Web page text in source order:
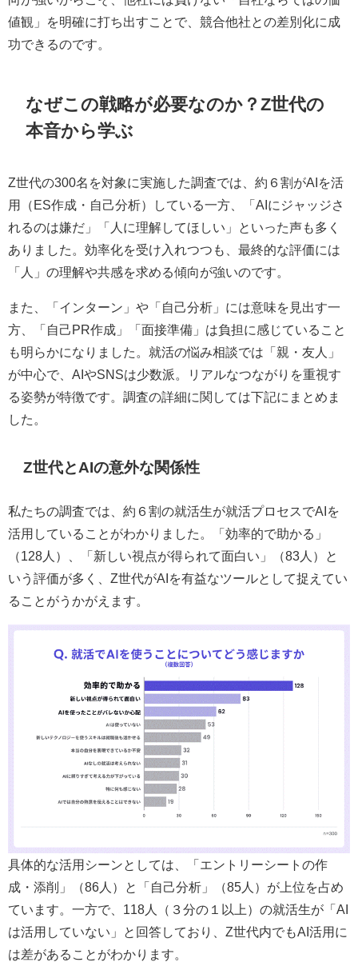
値観」を明確に打ち出すことで、競合他社との差別化に成
功できるのです。
なぜこの戦略が必要なのか？Z世代の
本音から学ぶ
Z世代の300名を対象に実施した調査では、約６割がAIを活
用（ES作成・自己分析）している一方、「AIにジャッジさ
れるのは嫌だ」「人に理解してほしい」といった声も多く
ありました。効率化を受け入れつつも、最終的な評価には
「人」の理解や共感を求める傾向が強いのです。
また、「インターン」や「自己分析」には意味を見出す一
方、「自己PR作成」「面接準備」は負担に感じていること
も明らかになりました。就活の悩み相談では「親・友人」
が中心で、AIやSNSは少数派。リアルなつながりを重視す
る姿勢が特徴です。調査の詳細に関しては下記にまとめま
した。
Z世代とAIの意外な関係性
私たちの調査では、約６割の就活生が就活プロセスでAIを
活用していることがわかりました。「効率的で助かる」
（128人）、「新しい視点が得られて面白い」（83人）と
いう評価が多く、Z世代がAIを有益なツールとして捉えてい
ることがうかがえます。
具体的な活用シーンとしては、「エントリーシートの作
成・添削」（86人）と「自己分析」（85人）が上位を占め
ています。一方で、118人（３分の１以上）の就活生が「AI
は活用していない」と回答しており、Z世代内でもAI活用に
は差があることがわかります。